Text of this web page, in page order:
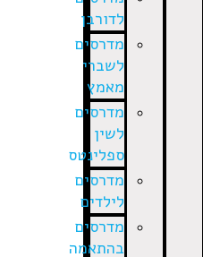
לדורבן
מדרסים
לשברי
מאמץ
מדרסים
לשין
ספלינטס
מדרסים
לילדים
מדרסים
בהתאמה